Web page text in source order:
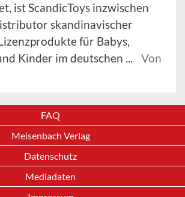
ist ScandicToys inzwischen
skandinavischer
für Babys,
Kinder im deutschen ...
Von
FAQ
Meisenbach Verlag
Datenschutz
Mediadaten